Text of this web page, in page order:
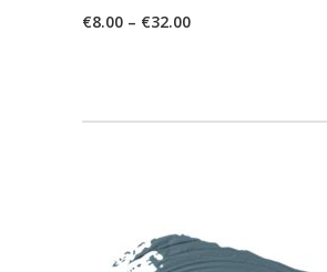
€8.00 – €32.00Price
€32.00